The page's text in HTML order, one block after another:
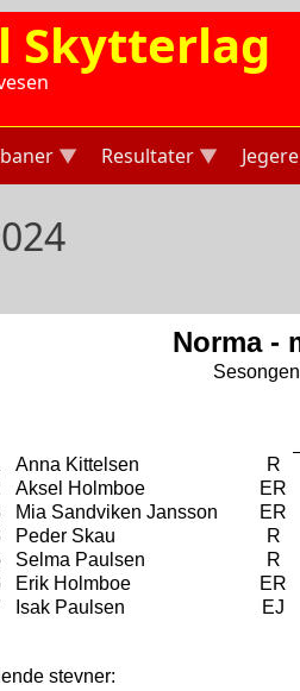
Skytterlag
Resultater Jegere